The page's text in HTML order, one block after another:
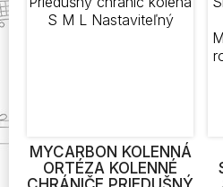
si
môžete
MYCARBON KOLENNÁ
ORTÉZA KOLENNÉ